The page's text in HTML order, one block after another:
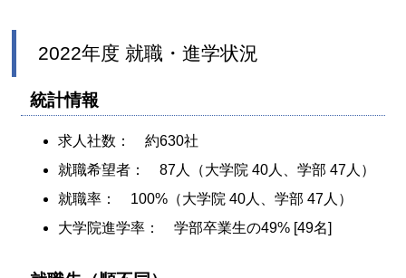
2022年度 就職・進学状況
統計情報
求人社数： 約630社
就職希望者： 87人（大学院 40人、学部 47人）
就職率： 100%（大学院 40人、学部 47人）
大学院進学率： 学部卒業生の49% [49名]